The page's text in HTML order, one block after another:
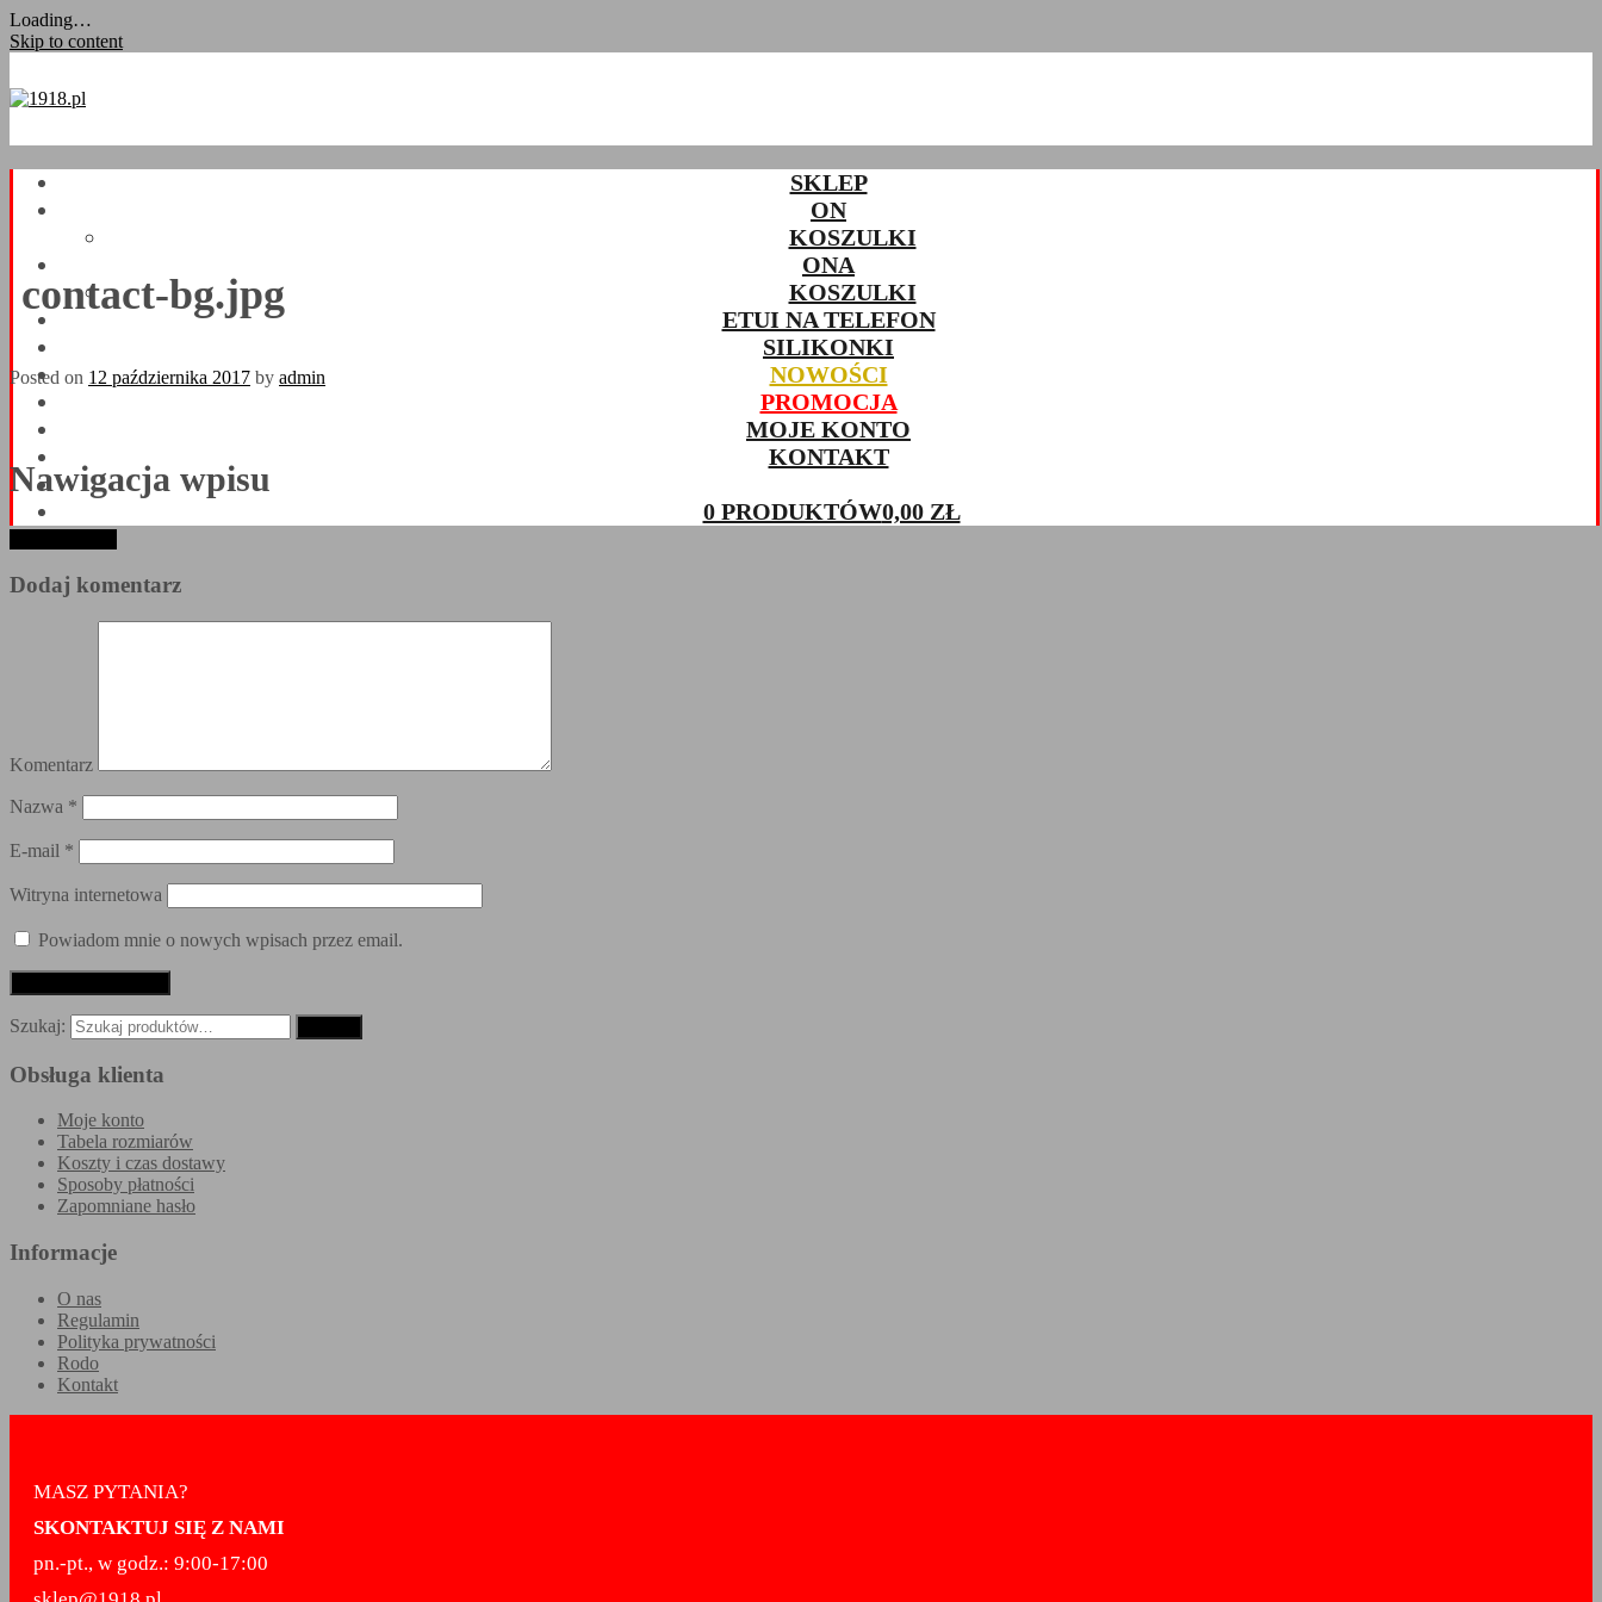
Loading…
Skip to content
SKLEP
ON
KOSZULKI
ONA
KOSZULKI
ETUI NA TELEFON
SILIKONKI
NOWOŚCI
PROMOCJA
MOJE KONTO
KONTAKT
0 PRODUKTÓW0,00 ZŁ
contact-bg.jpg
Posted on 12 października 2017 by admin
Nawigacja wpisu
Dodaj komentarz
Komentarz
Nazwa *
E-mail *
Witryna internetowa
Powiadom mnie o nowych wpisach przez email.
Szukaj:
Obsługa klienta
Moje konto
Tabela rozmiarów
Koszty i czas dostawy
Sposoby płatności
Zapomniane hasło
Informacje
O nas
Regulamin
Polityka prywatności
Rodo
Kontakt
MASZ PYTANIA?
SKONTAKTUJ SIĘ Z NAMI
pn.-pt., w godz.: 9:00-17:00